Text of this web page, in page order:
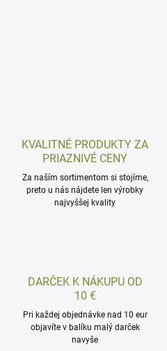
KVALITNÉ PRODUKTY ZA
PRIAZNIVÉ CENY
Za naším sortimentom si stojíme,
preto u nás nájdete len výrobky
najvyššej kvality
DARČEK K NÁKUPU OD
10 €
Pri každej objednávke nad 10 eur
objavíte v balíku malý darček
navyše